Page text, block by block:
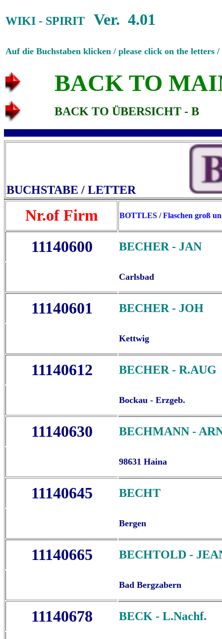
WIKI - SPIRIT Ver. 4.01
Auf die Buchstaben klicken / please click on the letters /
BACK TO
BACK TO ÜBERSICHT - B
BUCHSTABE / LETTER
Nr.of Firm BOTTLES / Flaschen groß
11140600 BECHER - JAN
Carlsbad
11140601 BECHER - JOH
Kettwig
11140612 BECHER - R.AUG
Bockau - Erzgeb.
11140630 BECHMANN -
98631 Haina
11140645 BECHT
Bergen
11140665 BECHTOLD -
Bad Bergzabern
11140678 BECK - L.Nachf.